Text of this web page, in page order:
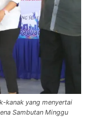
kanak yang menyertai
Sambutan Minggu